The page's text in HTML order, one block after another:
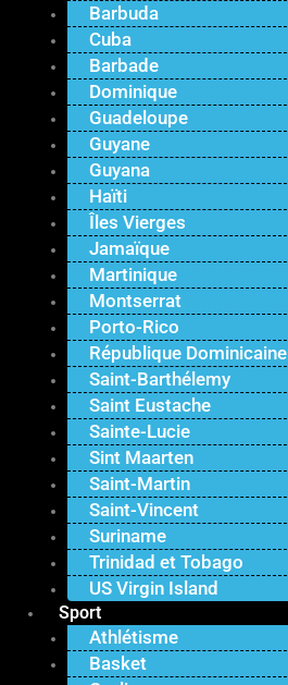
Barbuda
Cuba
Barbade
Dominique
Guadeloupe
Guyane
Guyana
Haïti
Îles Vierges
Jamaïque
Martinique
Montserrat
Porto-Rico
République Dominicaine
Saint-Barthélemy
Saint Eustache
Sainte-Lucie
Sint Maarten
Saint-Martin
Saint-Vincent
Suriname
Trinidad et Tobago
US Virgin Island
Sport
Athlétisme
Basket